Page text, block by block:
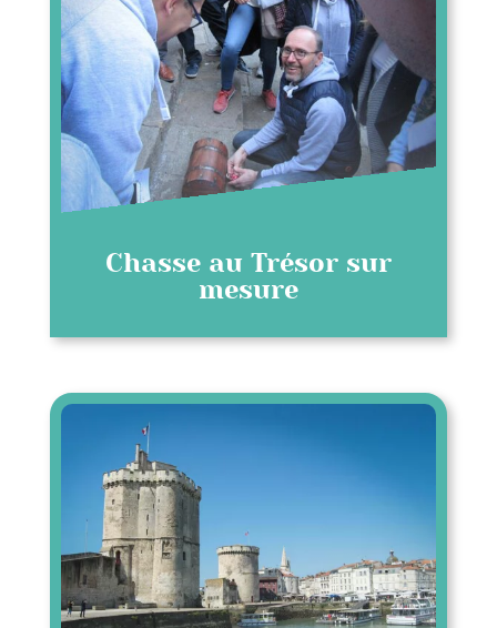
Chasse au Trésor sur
mesure